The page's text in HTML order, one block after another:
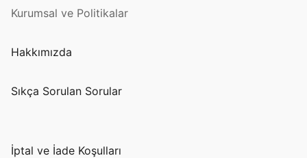
Kurumsal ve Politikalar
Hakkımızda
Sıkça Sorulan Sorular
İptal ve İade Koşulları